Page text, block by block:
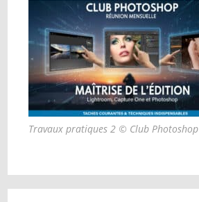
Travaux pratiques 2 © Club Photoshop